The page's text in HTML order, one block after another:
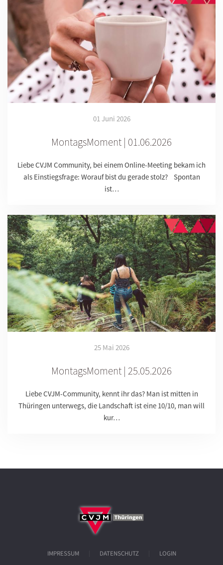
01 Juni 2026
MontagsMoment | 01.06.2026
Liebe CVJM Community, bei einem Online-Meeting bekam ich
als Einstiegsfrage: Worauf bist du gerade stolz? Spontan
ist…
25 Mai 2026
MontagsMoment | 25.05.2026
Liebe CVJM-Community, kennt ihr das? Man ist mitten in
Thüringen unterwegs, die Landschaft ist eine 10/10, man will
kur…
IMPRESSUM DATENSCHUTZ LOGIN